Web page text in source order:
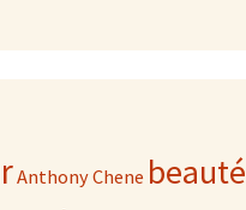
Anthony Chene beauté